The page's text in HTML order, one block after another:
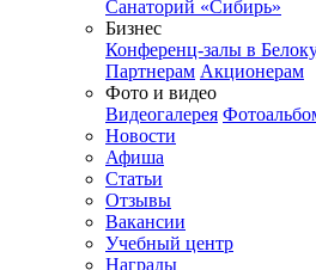
Санаторий «Сибирь»
Бизнес
Конференц-залы в
Партнерам Акционерам
Фото и видео
Видеогалерея
Новости
Афиша
Статьи
Отзывы
Вакансии
Учебный центр
Награды